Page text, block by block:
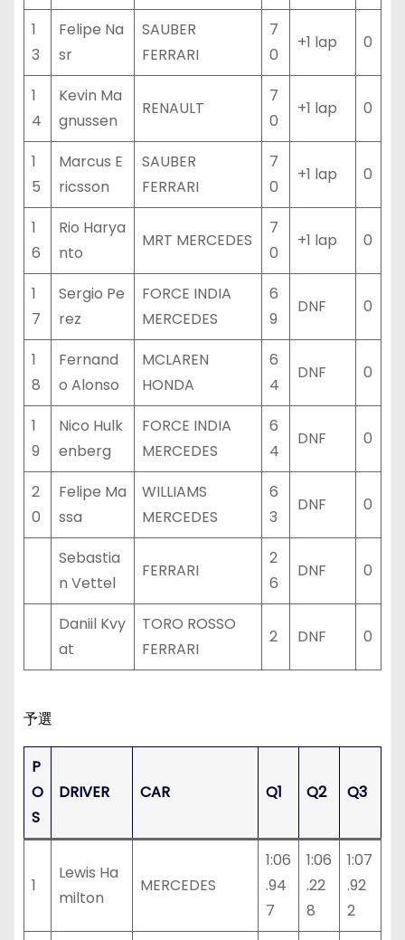
1
3
Felipe Na
sr
SAUBER
FERRARI
7
0
+1 lap 0
1
4
Kevin Ma
gnussen
RENAULT
7
0
+1 lap 0
1
5
Marcus E
ricsson
SAUBER
FERRARI
7
0
+1 lap 0
1
6
Rio Harya
nto
MRT MERCEDES
7
0
+1 lap 0
1
7
Sergio Pe
rez
FORCE INDIA
MERCEDES
6
9
DNF 0
1
8
Fernand
o Alonso
MCLAREN
HONDA
6
4
DNF 0
1
9
Nico Hulk
enberg
FORCE INDIA
MERCEDES
6
4
DNF 0
2
0
Felipe Ma
ssa
WILLIAMS
MERCEDES
6
3
DNF 0
Sebastia
n Vettel
FERRARI
2
6
DNF 0
Daniil Kvy
at
TORO ROSSO
FERRARI
2 DNF 0
予選
P
O
S
DRIVER CAR Q1 Q2 Q3
1
Lewis Ha
milton
MERCEDES
1:06
.94
7
1:06
.22
8
1:07
.92
2